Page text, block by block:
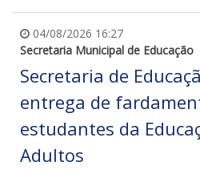
04/08/2026 16:27
Secretaria Municipal de Educação
Secretaria de
entrega de
estudantes da
Adultos